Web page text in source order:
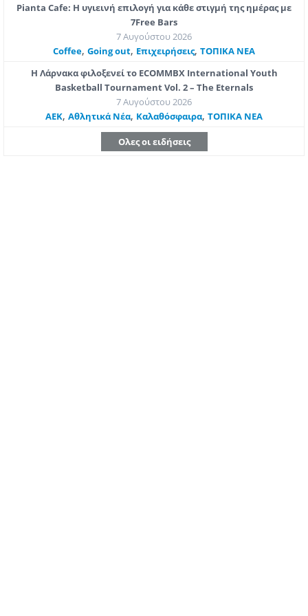
Pianta Cafe: Η υγιεινή επιλογή για κάθε στιγμή της ημέρας με
7Free Bars
7 Αυγούστου 2026
Coffee, Going out, Επιχειρήσεις, ΤΟΠΙΚΑ ΝΕΑ
Η Λάρνακα φιλοξενεί το ECOMMBX International Youth
Basketball Tournament Vol. 2 – The Eternals
7 Αυγούστου 2026
ΑΕΚ, Αθλητικά Νέα, Καλαθόσφαιρα, ΤΟΠΙΚΑ ΝΕΑ
Ολες οι ειδήσεις